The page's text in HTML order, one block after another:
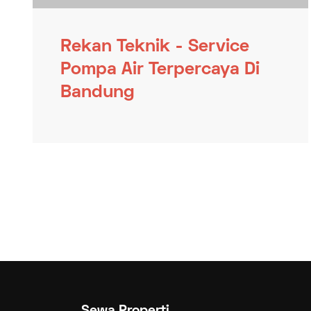
Rekan Teknik - Service
Pompa Air Terpercaya Di
Bandung